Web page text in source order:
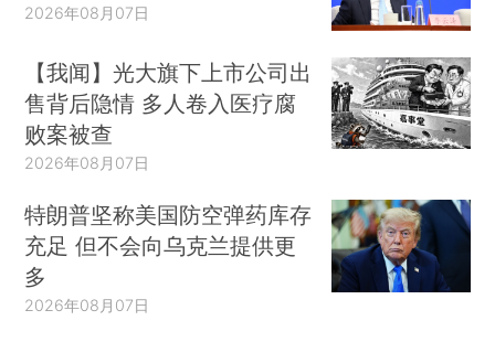
2026年08月07日
【我闻】光大旗下上市公司出
售背后隐情 多人卷入医疗腐
败案被查
2026年08月07日
特朗普坚称美国防空弹药库存
充足 但不会向乌克兰提供更
多
2026年08月07日